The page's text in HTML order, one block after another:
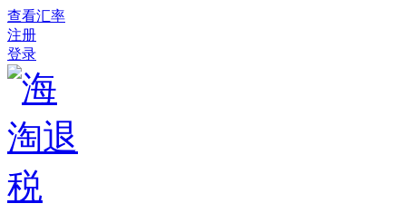
查看汇率
注册
登录